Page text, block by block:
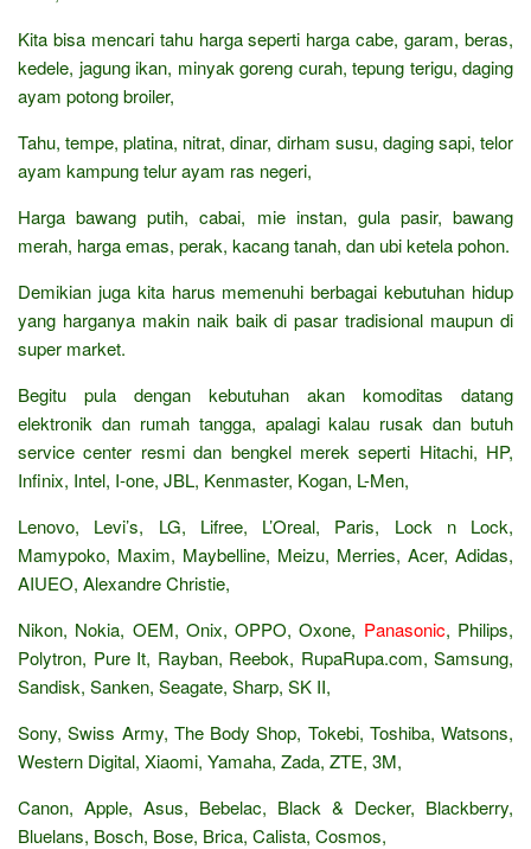
Kita bisa mencari tahu harga seperti harga cabe, garam, beras,
kedele, jagung ikan, minyak goreng curah, tepung terigu, daging
ayam potong broiler,
Tahu, tempe, platina, nitrat, dinar, dirham susu, daging sapi, telor
ayam kampung telur ayam ras negeri,
Harga bawang putih, cabai, mie instan, gula pasir, bawang
merah, harga emas, perak, kacang tanah, dan ubi ketela pohon.
Demikian juga kita harus memenuhi berbagai kebutuhan hidup
yang harganya makin naik baik di pasar tradisional maupun di
super market.
Begitu pula dengan kebutuhan akan komoditas datang
elektronik dan rumah tangga, apalagi kalau rusak dan butuh
service center resmi dan bengkel merek seperti Hitachi, HP,
Infinix, Intel, I-one, JBL, Kenmaster, Kogan, L-Men,
Lenovo, Levi’s, LG, Lifree, L’Oreal, Paris, Lock n Lock,
Mamypoko, Maxim, Maybelline, Meizu, Merries, Acer, Adidas,
AIUEO, Alexandre Christie,
Nikon, Nokia, OEM, Onix, OPPO, Oxone, Panasonic, Philips,
Polytron, Pure It, Rayban, Reebok, RupaRupa.com, Samsung,
Sandisk, Sanken, Seagate, Sharp, SK II,
Sony, Swiss Army, The Body Shop, Tokebi, Toshiba, Watsons,
Western Digital, Xiaomi, Yamaha, Zada, ZTE, 3M,
Canon, Apple, Asus, Bebelac, Black & Decker, Blackberry,
Bluelans, Bosch, Bose, Brica, Calista, Cosmos,